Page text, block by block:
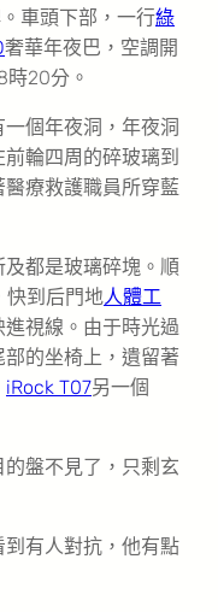
車頭下部，一行綠
奢華年夜巴，空調開
時20分。
個年夜洞，年夜洞
輪四周的碎玻璃到
療救護職員所穿藍
都是玻璃碎塊。順
快到后門地人體工
視線。由于時光過
的坐椅上，遺留著
iRock T07另一個
盤不見了，只剩玄
有人對抗，他有點